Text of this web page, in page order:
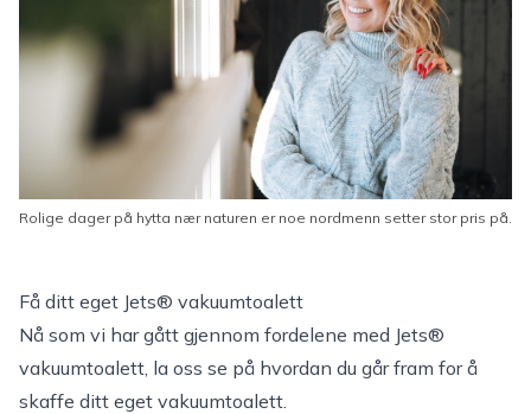
Rolige dager på hytta nær naturen er noe nordmenn setter stor pris på.
Få ditt eget Jets® vakuumtoalett
Nå som vi har gått gjennom fordelene med Jets®
vakuumtoalett, la oss se på hvordan du går fram for å
skaffe ditt eget vakuumtoalett.